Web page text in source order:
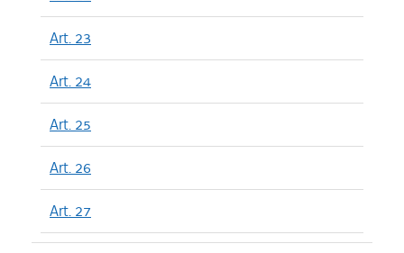
Art. 23
Art. 24
Art. 25
Art. 26
Art. 27